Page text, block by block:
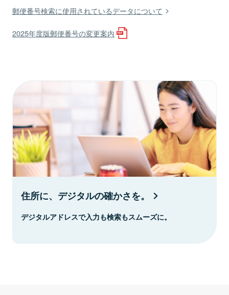
郵便番号検索に使用されているデータについて
2025年度版郵便番号の変更案内
住所に、デジタルの確かさを。
デジタルアドレスで入力も検索もスムーズに。